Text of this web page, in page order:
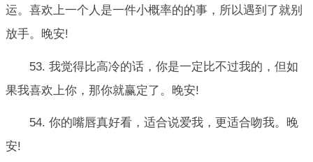
运。喜欢上一个人是一件小概率的的事，所以遇到了就别
放手。晚安!
53. 我觉得比高冷的话，你是一定比不过我的，但如
果我喜欢上你，那你就赢定了。晚安!
54. 你的嘴唇真好看，适合说爱我，更适合吻我。晚
安!